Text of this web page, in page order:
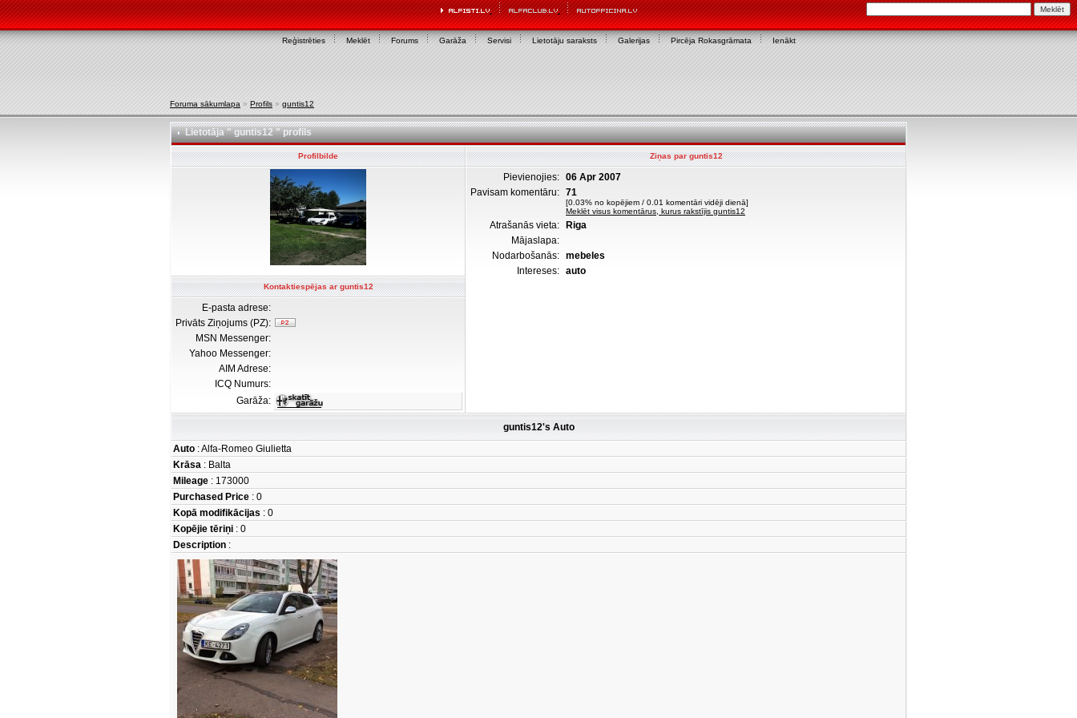
Reģistrēties Meklēt Forums Garāža Servisi Lietotāju saraksts Galerijas Pircēja Rokasgrāmata Ienākt
Foruma sākumlapa » Profils » guntis12
Lietotāja " guntis12 " profils
Profilbilde Ziņas par guntis12
Pievienojies: 06 Apr 2007
Pavisam komentāru: 71
[0.03% no kopējiem / 0.01 komentāri vidēji dienā]
Meklēt visus komentārus, kurus rakstījis guntis12
Atrašanās vieta:
Riga
Mājaslapa:
Nodarbošanās: mebeles
Intereses: auto
Kontaktiespējas ar guntis12
E-pasta adrese:
Privāts Ziņojums (PZ):
MSN Messenger:
Yahoo Messenger:
AIM Adrese:
ICQ Numurs:
Garāža:
guntis12's Auto
Auto : Alfa-Romeo Giulietta
Krāsa : Balta
Mileage : 173000
Purchased Price : 0
Kopā modifikācijas : 0
Kopējie tēriņi : 0
Description :